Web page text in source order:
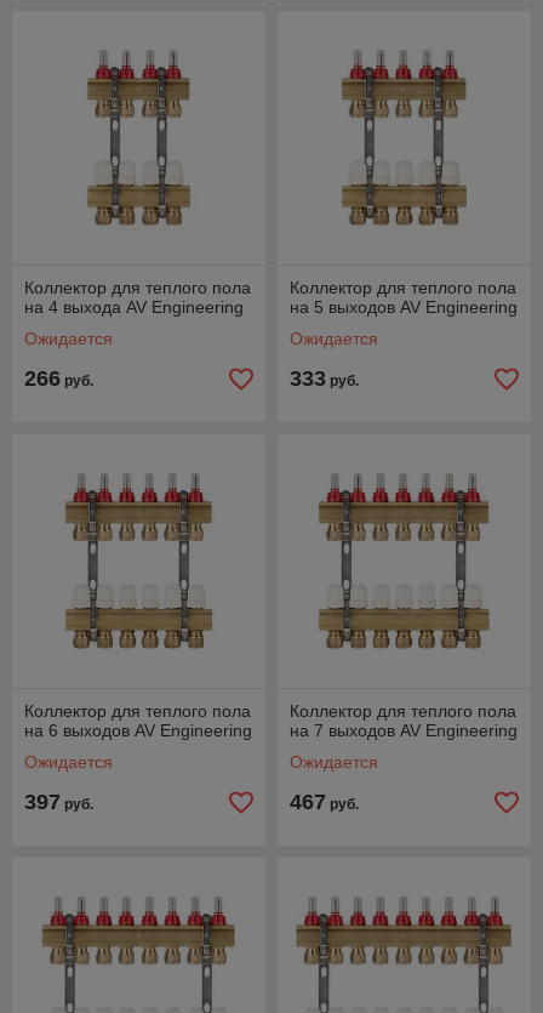
Коллектор для теплого пола
на 4 выхода AV Engineering
Ожидается
266 руб.
Коллектор для теплого пола
на 5 выходов AV Engineering
Ожидается
333 руб.
Коллектор для теплого пола
на 6 выходов AV Engineering
Ожидается
397 руб.
Коллектор для теплого пола
на 7 выходов AV Engineering
Ожидается
467 руб.